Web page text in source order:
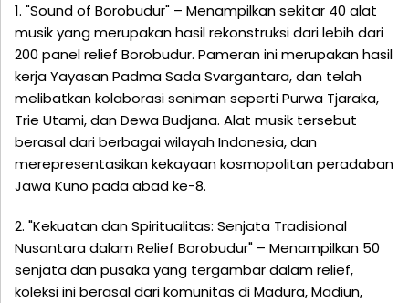
1. "Sound of Borobudur" – Menampilkan sekitar 40 alat
musik yang merupakan hasil rekonstruksi dari lebih dari
200 panel relief Borobudur. Pameran ini merupakan hasil
kerja Yayasan Padma Sada Svargantara, dan telah
melibatkan kolaborasi seniman seperti Purwa Tjaraka,
Trie Utami, dan Dewa Budjana. Alat musik tersebut
berasal dari berbagai wilayah Indonesia, dan
merepresentasikan kekayaan kosmopolitan peradaban
Jawa Kuno pada abad ke-8.
2. "Kekuatan dan Spiritualitas: Senjata Tradisional
Nusantara dalam Relief Borobudur" – Menampilkan 50
senjata dan pusaka yang tergambar dalam relief,
koleksi ini berasal dari komunitas di Madura, Madiun,